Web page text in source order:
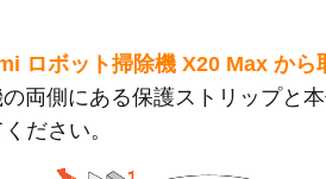
ロボット掃除機 X20 Max か
両側にある保護ストリップと
ださい。